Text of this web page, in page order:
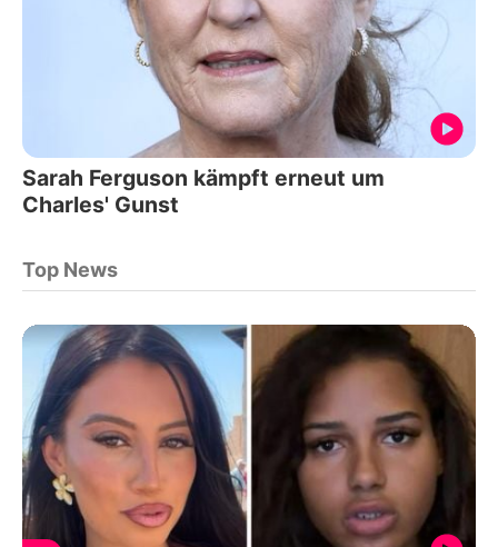
Sarah Ferguson kämpft erneut um
Charles' Gunst
Top News